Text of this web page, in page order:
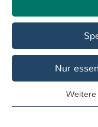
Overview
Master
Nur
Essentielle
Weitere